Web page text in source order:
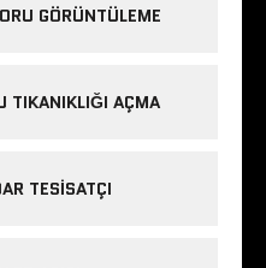
GÖRÜNTÜLEME
TIKANIKLIĞI AÇMA
TESISATÇI